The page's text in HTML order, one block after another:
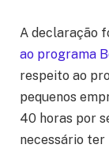
A declaração
ao programa
respeito ao
pequenos
40 horas por
necessário ter